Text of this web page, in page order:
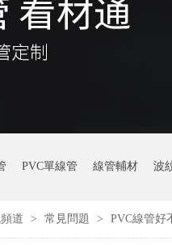
PVC單線管 線管輔材 波
道 > 常見問題 > PVC線管好